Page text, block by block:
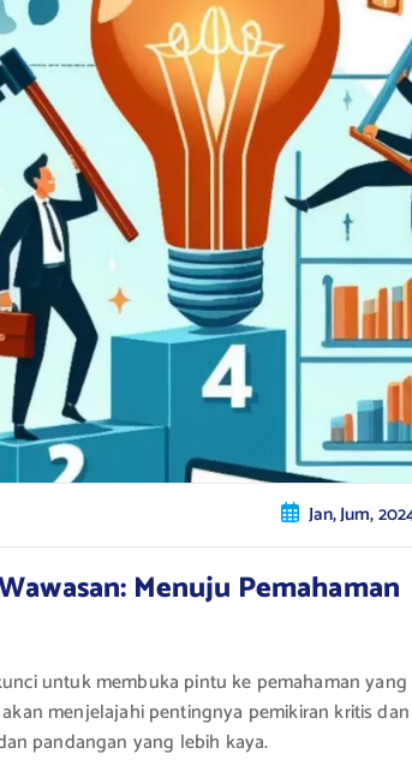
Jan, Jum,
Menuju Pemahaman
untuk membuka pintu ke pemahaman yang
menjelajahi pentingnya pemikiran kritis dan
pandangan yang lebih kaya.